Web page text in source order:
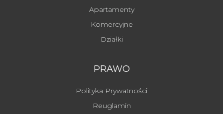
Apartamenty
Komercyjne
Działki
PRAWO
Polityka Prywatności
Reuglamin